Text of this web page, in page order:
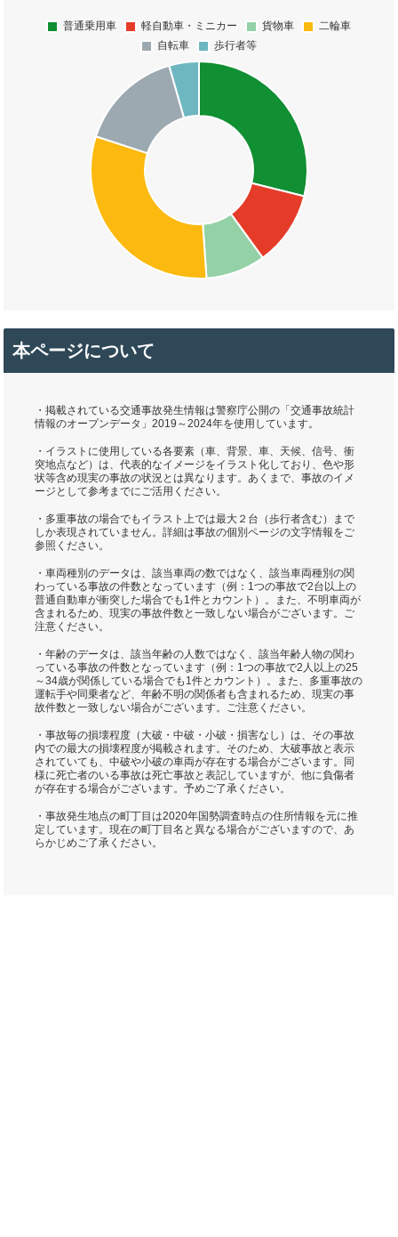
本ページについて
・掲載されている交通事故発生情報は警察庁公開の「交通事故統計
情報のオープンデータ」2019～2024年を使用しています。
・イラストに使用している各要素（車、背景、車、天候、信号、衝
突地点など）は、代表的なイメージをイラスト化しており、色や形
状等含め現実の事故の状況とは異なります。あくまで、事故のイメ
ージとして参考までにご活用ください。
・多重事故の場合でもイラスト上では最大２台（歩行者含む）まで
しか表現されていません。詳細は事故の個別ページの文字情報をご
参照ください。
・車両種別のデータは、該当車両の数ではなく、該当車両種別の関
わっている事故の件数となっています（例：1つの事故で2台以上の
普通自動車が衝突した場合でも1件とカウント）。また、不明車両が
含まれるため、現実の事故件数と一致しない場合がございます。ご
注意ください。
・年齢のデータは、該当年齢の人数ではなく、該当年齢人物の関わ
っている事故の件数となっています（例：1つの事故で2人以上の25
～34歳が関係している場合でも1件とカウント）。また、多重事故の
運転手や同乗者など、年齢不明の関係者も含まれるため、現実の事
故件数と一致しない場合がございます。ご注意ください。
・事故毎の損壊程度（大破・中破・小破・損害なし）は、その事故
内での最大の損壊程度が掲載されます。そのため、大破事故と表示
されていても、中破や小破の車両が存在する場合がございます。同
様に死亡者のいる事故は死亡事故と表記していますが、他に負傷者
が存在する場合がございます。予めご了承ください。
・事故発生地点の町丁目は2020年国勢調査時点の住所情報を元に推
定しています。現在の町丁目名と異なる場合がございますので、あ
らかじめご了承ください。